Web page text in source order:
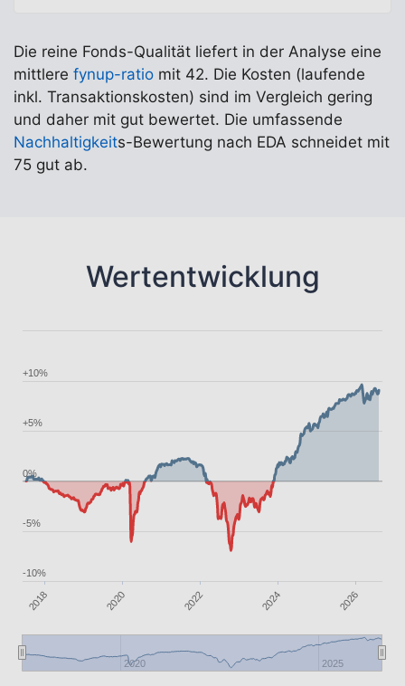
Die reine Fonds-Qualität liefert in der Analyse eine
mittlere fynup-ratio mit 42. Die Kosten (laufende
inkl. Transaktionskosten) sind im Vergleich gering
und daher mit gut bewertet. Die umfassende
Nachhaltigkeits-Bewertung nach EDA schneidet mit
75 gut ab.
Wertentwicklung
2018 2020 2022 2024 2026
2020 2025
-10%
-5%
0%
+5%
+10%